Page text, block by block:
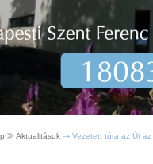
Aktualitások Vezetett túra az Út